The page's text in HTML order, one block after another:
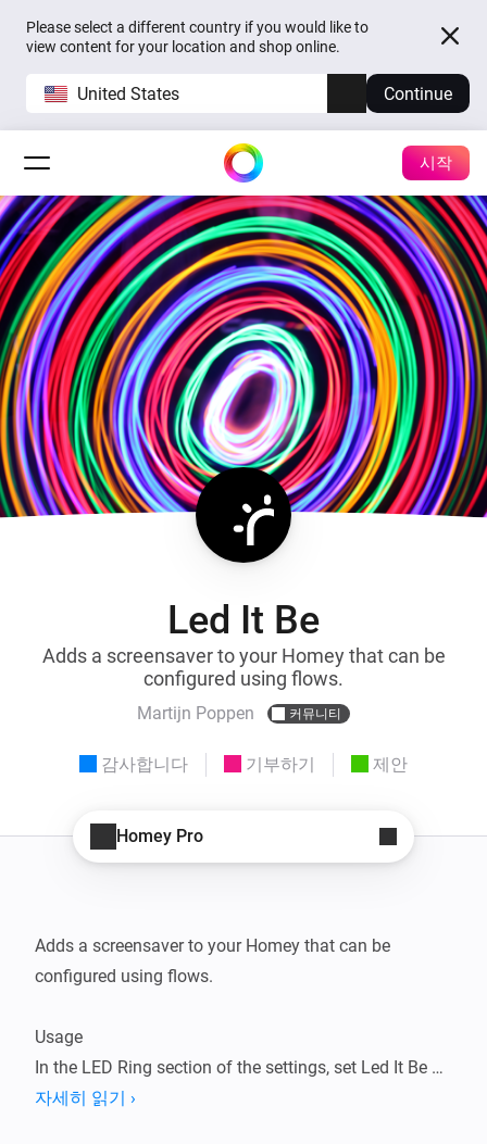
Please select a different country if you would like to
view content for your location and shop online.
United States Continue
시작
Led It Be
Adds a screensaver to your Homey that can be
configured using flows.
Martijn Poppen 커뮤니티
감사합니다 기부하기 제안
Homey Pro
Adds a screensaver to your Homey that can be
configured using flows.
Usage
In the LED Ring section of the settings, set Led It Be as
your screensaver. The effects will be visible once the
자세히 읽기 ›